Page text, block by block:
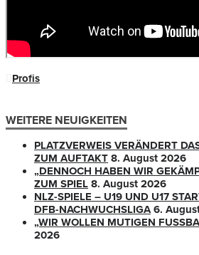
Profis
WEITERE NEUIGKEITEN
PLATZVERWEIS VERÄNDERT
ZUM AUFTAKT 8. August 2026
„DENNOCH HABEN WIR
ZUM SPIEL 8. August 2026
NLZ-SPIELE – U19 UND U17
DFB-NACHWUCHSLIGA 6.
„WIR WOLLEN MUTIGEN
2026